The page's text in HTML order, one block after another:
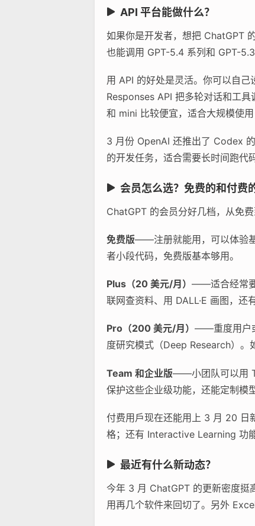
API 平台能做什么？
如果你是开发者，想把 ChatGPT
也能调用 GPT-5.4 系列和 GPT-
用 API 的好处是灵活。你可以自
Responses API 把多轮对话和工
和 mini 比较便宜，适合大规模使
3 月份 OpenAI 还推出了 Codex
的开发任务，适合需要长时间跑代
会员怎么选？免费的和付费
ChatGPT 的会员分好几档，从免
免费版——注册就能用，可以体验
者小段代码，免费版基本够用。
Plus（20 美元/月） ——适合经常要
联网查资料、用 DALL·E 画图，还
Pro（200 美元/月） ——重度用户
度研究模式（Deep Research）。
Team 和企业版——小团队可以用
保护这些企业级功能，还能定制模
付费用戶现在还能用上 3 月 20 日
格；还有 Interactive Learning 功
最近有什么新动态？
今年 3 月 ChatGPT 的更新密度挺
用再几个软件来回切了。另外